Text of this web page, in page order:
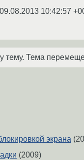
09.08.2013 10:42:57
тему. Тема
экрана
(2009)